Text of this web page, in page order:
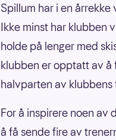
Spillum har i en
Ikke minst har klubben
holde på lenger med
klubben er opptatt av
halvparten av klubbens
For å inspirere noen av
å få sende fire av